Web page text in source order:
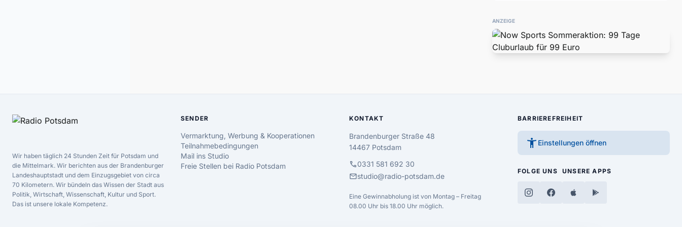
ANZEIGE
Wir haben täglich 24 Stunden Zeit für Potsdam und
die Mittelmark. Wir berichten aus der Brandenburger
Landeshauptstadt und dem Einzugsgebiet von circa
70 Kilometern. Wir bündeln das Wissen der Stadt aus
Politik, Wirtschaft, Wissenschaft, Kultur und Sport.
Das ist unsere lokale Kompetenz.
SENDER
Vermarktung, Werbung & Kooperationen
Teilnahmebedingungen
Mail ins Studio
Freie Stellen bei Radio Potsdam
KONTAKT
Brandenburger Straße 48
14467 Potsdam
call0331 581 692 30
mailstudio@radio-potsdam.de
Eine Gewinnabholung ist von Montag – Freitag
08.00 Uhr bis 18.00 Uhr möglich.
BARRIEREFREIHEIT
accessibility_new Einstellungen öffnen
FOLGE UNS UNSERE APPS